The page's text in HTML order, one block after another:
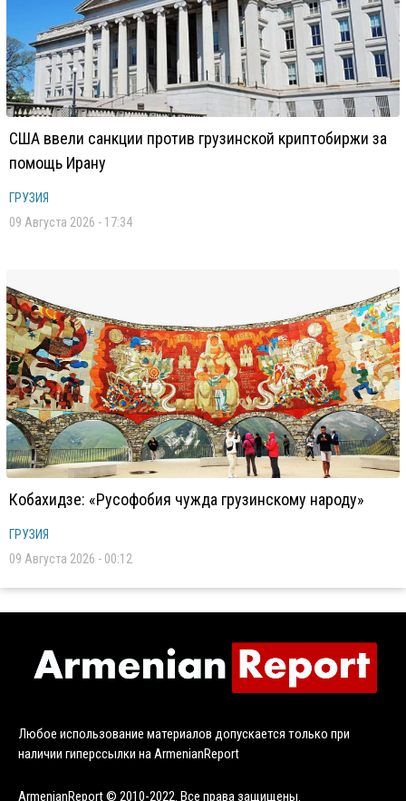
США ввели санкции против грузинской криптобиржи за
помощь Ирану
ГРУЗИЯ
09 Августа 2026 - 17:34
Кобахидзе: «Русофобия чужда грузинскому народу»
ГРУЗИЯ
09 Августа 2026 - 00:12
Любое использование материалов допускается только при
наличии гиперссылки на ArmenianReport
ArmenianReport © 2010-2022. Все права защищены.